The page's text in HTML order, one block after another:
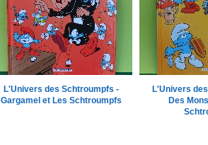
L'Univers des Schtroumpfs -
Gargamel et Les Schtroumpfs
L'Univers
Des